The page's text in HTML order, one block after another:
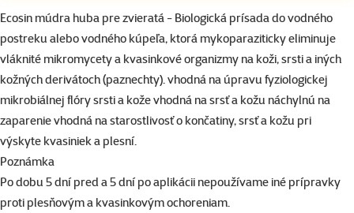
superzoo.product.detail.content
Ecosin múdra huba pre zvieratá - Biologická prísada do vodného
postreku alebo vodného kúpeľa, ktorá mykoparaziticky eliminuje
vláknité mikromycety a kvasinkové organizmy na koži, srsti a iných
kožných derivátoch (paznechty). vhodná na úpravu fyziologickej
mikrobiálnej flóry srsti a kože vhodná na srsť a kožu náchylnú na
zaparenie vhodná na starostlivosť o končatiny, srsť a kožu pri
výskyte kvasiniek a plesní.
Poznámka
Po dobu 5 dní pred a 5 dní po aplikácii nepoužívame iné prípravky
proti plesňovým a kvasinkovým ochoreniam.